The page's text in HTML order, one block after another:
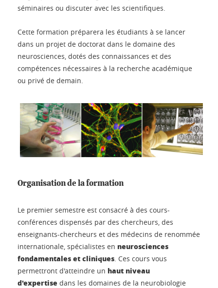
séminaires ou discuter avec les scientifiques.
Cette formation préparera les étudiants à se lancer
dans un projet de doctorat dans le domaine des
neurosciences, dotés des connaissances et des
compétences nécessaires à la recherche académique
ou privé de demain.
Organisation de la formation
Le premier semestre est consacré à des cours-
conférences dispensés par des chercheurs, des
enseignants-chercheurs et des médecins de renommée
internationale, spécialistes en neurosciences
fondamentales et cliniques . Ces cours vous
permettront d'atteindre un haut niveau
d'expertise dans les domaines de la neurobiologie